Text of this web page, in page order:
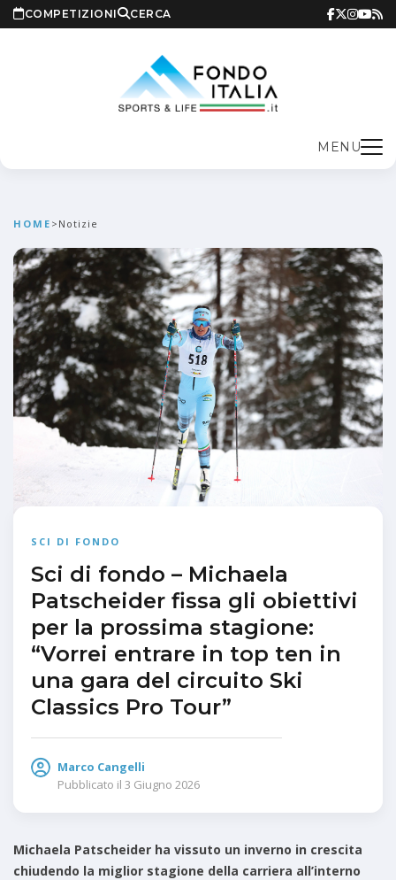
COMPETIZIONI CERCA
MENU
HOME > Notizie
SCI DI FONDO
Sci di fondo – Michaela
Patscheider fissa gli obiettivi
per la prossima stagione:
“Vorrei entrare in top ten in
una gara del circuito Ski
Classics Pro Tour”
Marco Cangelli
Pubblicato il 3 Giugno 2026
Michaela Patscheider ha vissuto un inverno in crescita
chiudendo la miglior stagione della carriera all’interno